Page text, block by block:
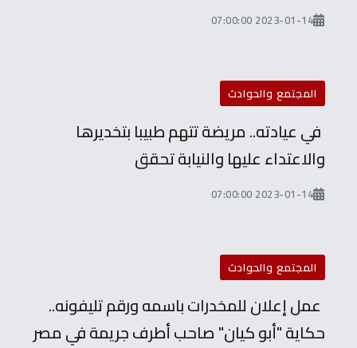
2023-01-14 07:00:00
المجتمع والحوادث
في عيادته.. مريضة تتهم طبيبا بتخديرها
والاعتداء عليها والنيابة تحقق
2023-01-14 07:00:00
المجتمع والحوادث
عمل إعلان للمخدرات باسمه ورقم تليفونه..
حكاية "أبو كيان" صاحب أطرف جريمة في مصر